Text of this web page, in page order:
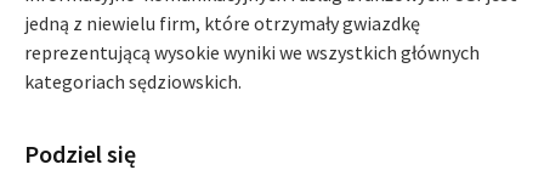
jedną z niewielu firm, które otrzymały gwiazdkę
reprezentującą wysokie wyniki we wszystkich głównych
kategoriach sędziowskich.
Podziel się